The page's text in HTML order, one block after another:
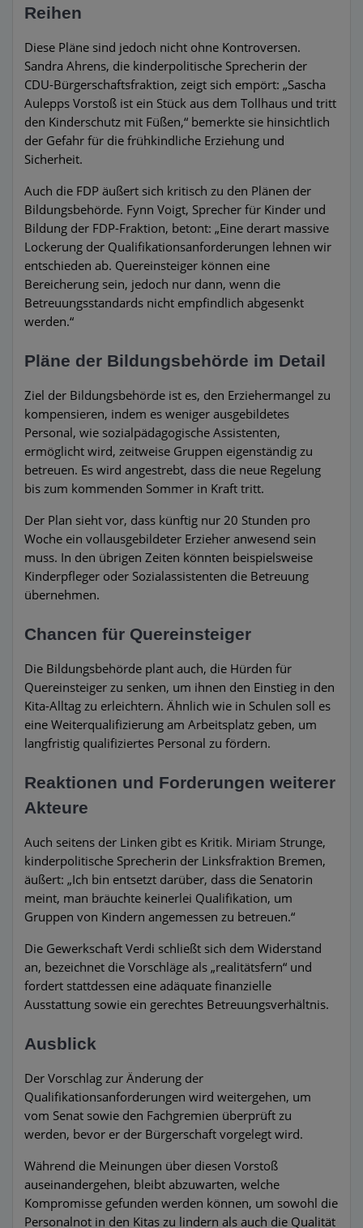
Reihen
Diese Pläne sind jedoch nicht ohne Kontroversen.
Sandra Ahrens, die kinderpolitische Sprecherin der
CDU-Bürgerschaftsfraktion, zeigt sich empört: „Sascha
Aulepps Vorstoß ist ein Stück aus dem Tollhaus und tritt
den Kinderschutz mit Füßen,“ bemerkte sie hinsichtlich
der Gefahr für die frühkindliche Erziehung und
Sicherheit.
Auch die FDP äußert sich kritisch zu den Plänen der
Bildungsbehörde. Fynn Voigt, Sprecher für Kinder und
Bildung der FDP-Fraktion, betont: „Eine derart massive
Lockerung der Qualifikationsanforderungen lehnen wir
entschieden ab. Quereinsteiger können eine
Bereicherung sein, jedoch nur dann, wenn die
Betreuungsstandards nicht empfindlich abgesenkt
werden.“
Pläne der Bildungsbehörde im Detail
Ziel der Bildungsbehörde ist es, den Erziehermangel zu
kompensieren, indem es weniger ausgebildetes
Personal, wie sozialpädagogische Assistenten,
ermöglicht wird, zeitweise Gruppen eigenständig zu
betreuen. Es wird angestrebt, dass die neue Regelung
bis zum kommenden Sommer in Kraft tritt.
Der Plan sieht vor, dass künftig nur 20 Stunden pro
Woche ein vollausgebildeter Erzieher anwesend sein
muss. In den übrigen Zeiten könnten beispielsweise
Kinderpfleger oder Sozialassistenten die Betreuung
übernehmen.
Chancen für Quereinsteiger
Die Bildungsbehörde plant auch, die Hürden für
Quereinsteiger zu senken, um ihnen den Einstieg in den
Kita-Alltag zu erleichtern. Ähnlich wie in Schulen soll es
eine Weiterqualifizierung am Arbeitsplatz geben, um
langfristig qualifiziertes Personal zu fördern.
Reaktionen und Forderungen weiterer
Akteure
Auch seitens der Linken gibt es Kritik. Miriam Strunge,
kinderpolitische Sprecherin der Linksfraktion Bremen,
äußert: „Ich bin entsetzt darüber, dass die Senatorin
meint, man bräuchte keinerlei Qualifikation, um
Gruppen von Kindern angemessen zu betreuen.“
Die Gewerkschaft Verdi schließt sich dem Widerstand
an, bezeichnet die Vorschläge als „realitätsfern“ und
fordert stattdessen eine adäquate finanzielle
Ausstattung sowie ein gerechtes Betreuungsverhältnis.
Ausblick
Der Vorschlag zur Änderung der
Qualifikationsanforderungen wird weitergehen, um
vom Senat sowie den Fachgremien überprüft zu
werden, bevor er der Bürgerschaft vorgelegt wird.
Während die Meinungen über diesen Vorstoß
auseinandergehen, bleibt abzuwarten, welche
Kompromisse gefunden werden können, um sowohl die
Personalnot in den Kitas zu lindern als auch die Qualität